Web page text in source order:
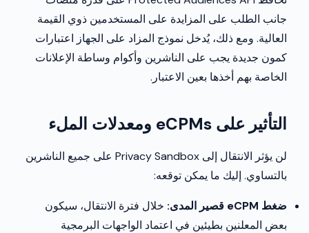
جانب الطلب على المزايدة على المستخدمين ذوي القيمة
العالية. ومع ذلك، يُدخل نموذج المزاد على الجهاز اعتبارات
كمون جديدة يجب على الناشرين وأكوام وساطة الإعلانات
الخاصة بهم أخذها بعين الاعتبار.
التأثير على eCPMs ومعدلات الملء
لن يؤثر الانتقال إلى Privacy Sandbox على جميع الناشرين
بالتساوي. إليك ما يمكن توقعه:
ضغط eCPM قصير المدى:
خلال فترة الانتقال، سيكون
بعض المعلنين بطيئين في اعتماد الواجهات البرمجية